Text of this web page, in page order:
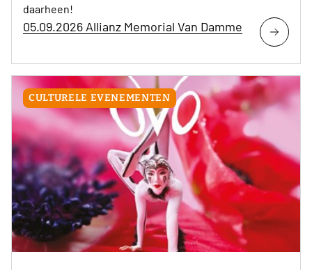
daarheen!
05.09.2026 Allianz Memorial Van Damme
CULTURELE EVENEMENTEN